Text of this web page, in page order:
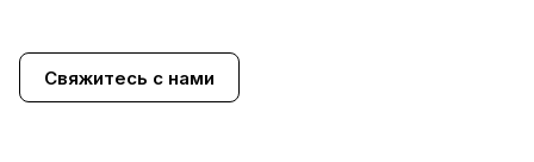
Свяжитесь с нами